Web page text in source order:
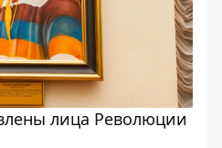
лица Революции